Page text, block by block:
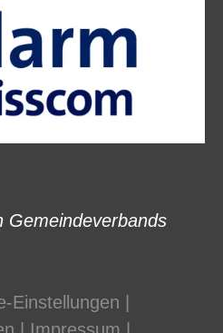
Gemeindeverbands
Einstellungen